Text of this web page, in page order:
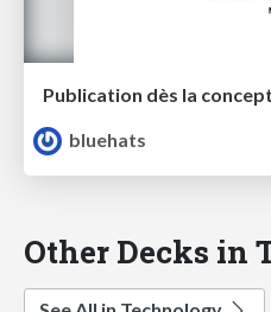
bluehats
Other Decks in